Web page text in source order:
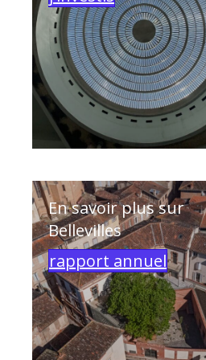
En savoir plus sur
Bellevilles
rapport annuel